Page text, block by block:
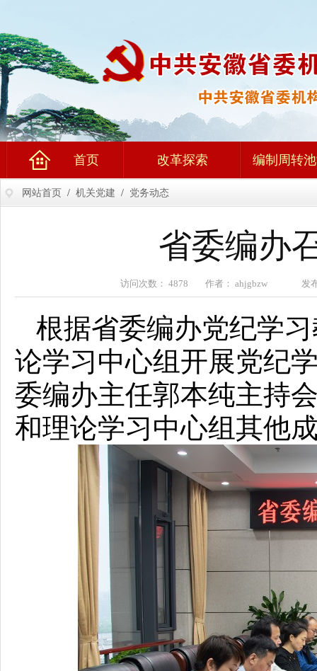
首页 改革探索 编制周转
网站首页 / 机关党建 / 党务动态
省委编办
访问次数： 4878 作者： ahjgbzw 发布
根据省委编办党纪学
论学习中心组开展党纪
委编办主任郭本纯主持
和理论学习中心组其他